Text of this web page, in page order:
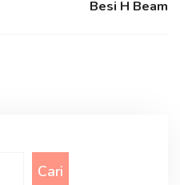
Besi H Beam
Cari